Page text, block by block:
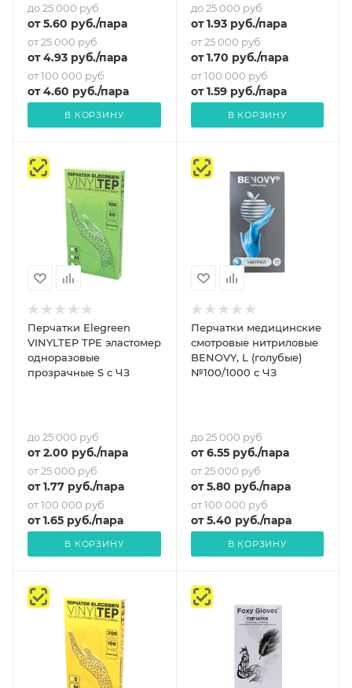
до 25 000 руб
от5.60 руб./пара
от 25 000 руб
от4.93 руб./пара
от 100 000 руб
от4.60 руб./пара
В КОРЗИНУ
до 25 000 руб
от1.93руб./пара
от 25 000 руб
от1.70 руб./пара
от 100 000 руб
от1.59руб./пара
В КОРЗИНУ
Перчатки Elegreen
VINYLTEP TPE эластомер
одноразовые
прозрачные S с ЧЗ
до 25 000 руб
от2.00 руб./пара
от 25 000 руб
от1.77 руб./пара
от 100 000 руб
от1.65 руб./пара
В КОРЗИНУ
Перчатки медицинские
смотровые нитриловые
BENOVY, L (голубые)
№100/1000 с ЧЗ
до 25 000 руб
от6.55руб./пара
от 25 000 руб
от5.80 руб./пара
от 100 000 руб
от5.40 руб./пара
В КОРЗИНУ